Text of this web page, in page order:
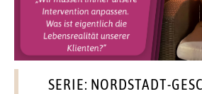
SERIE: NORDSTADT-